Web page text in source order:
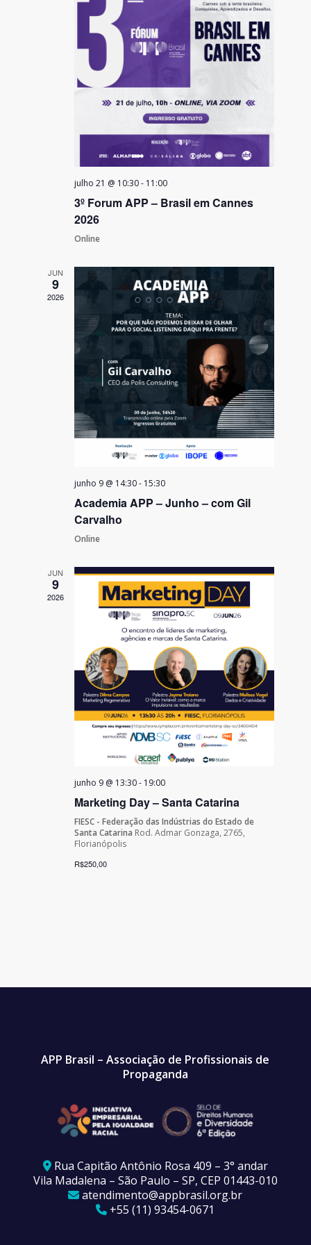
de
Eventos
julho 21 @ 10:30- 11:00
3º Forum APP – Brasil em Cannes
2026
Online
JUN
9
2026
junho 9 @ 14:30- 15:30
Academia APP – Junho – com Gil
Carvalho
Online
JUN
9
2026
junho 9 @ 13:30- 19:00
Marketing Day – Santa Catarina
FIESC - Federação das Indústrias do Estado de
Santa Catarina Rod. Admar Gonzaga, 2765,
Florianópolis
R$250,00
APP Brasil – Associação de Profissionais de
Propaganda
Rua Capitão Antônio Rosa 409 – 3° andar
Vila Madalena – São Paulo – SP, CEP 01443-010
atendimento@appbrasil.org.br
+55 (11) 93454-0671